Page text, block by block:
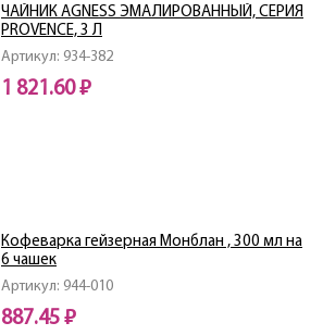
Артикул: 934-382
ЧАЙНИК AGNESS ЭМАЛИРОВАННЫЙ, СЕРИЯ
PROVENCE, 3 Л
1 821.60 ₽
Артикул: 944-010
Кофеварка гейзерная Монблан , 300 мл на
6 чашек
887.45 ₽